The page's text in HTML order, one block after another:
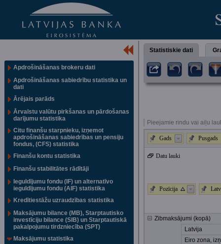
Apdrošināšanas brokeru dati
Apdrošināšanas sabiedrību statistika un
dati
Ārējais parāds
Ārvalstu valūtu pirkšanas un pārdošanas
darījumu statistika
Citu finanšu starpnieku, izņemot
apdrošināšanas sabiedrības un pensiju
fondus, (CFS) statistika
Finanšu kontu statistika
Finanšu stabilitātes rādītāji
Ieguldījumu fondu (IF) un alternatīvo
ieguldījumu fondu (AIF) statistika
Kredītiestāžu uzraudzības statistika
Maksājumu bilance (MB), Starptautisko
investīciju bilance (SIB) un Starptautiskā
pakalpojumu tirdzniecība (SPT)
Maksājumu statistika
Statistiskie dati
Pieejamie rindu vai aiļu
Gads Pusgads
Datu lauki
Pozīcija
Zibmaksājumi (kopā)
Latvija
Eiro zona,